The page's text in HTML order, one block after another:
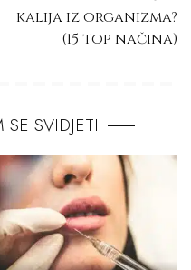
kalija iz organizma?
(15 top načina)
SVIDJETI